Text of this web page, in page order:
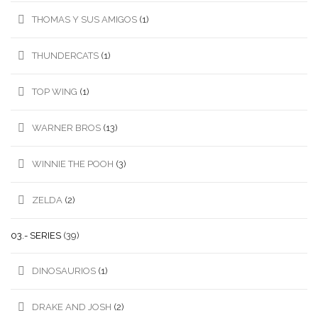
THOMAS Y SUS AMIGOS (1)
THUNDERCATS (1)
TOP WING (1)
WARNER BROS (13)
WINNIE THE POOH (3)
ZELDA (2)
03.- SERIES (39)
DINOSAURIOS (1)
DRAKE AND JOSH (2)